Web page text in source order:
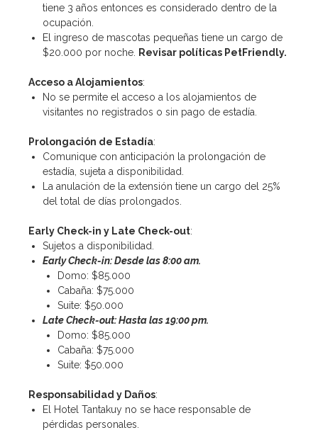
tiene 3 años entonces es considerado dentro de la
ocupación.
El ingreso de mascotas pequeñas tiene un cargo de
$20.000 por noche. Revisar políticas PetFriendly.
Acceso a Alojamientos:
No se permite el acceso a los alojamientos de
visitantes no registrados o sin pago de estadía.
Prolongación de Estadía:
Comunique con anticipación la prolongación de
estadía, sujeta a disponibilidad.
La anulación de la extensión tiene un cargo del 25%
del total de días prolongados.
Early Check-in y Late Check-out:
Sujetos a disponibilidad.
Early Check-in: Desde las 8:00am.
Domo: $85.000
Cabaña: $75.000
Suite: $50.000
Late Check-out:Hasta las 19:00pm.
Domo: $85.000
Cabaña: $75.000
Suite: $50.000
Responsabilidad y Daños:
El Hotel Tantakuy no se hace responsable de
pérdidas personales.